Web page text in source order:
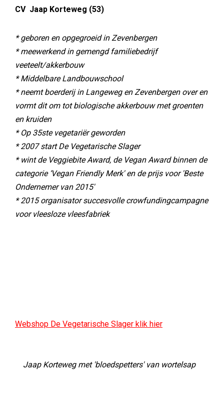
CV Jaap Korteweg (53)
* geboren en opgegroeid in Zevenbergen
* meewerkend in gemengd familiebedrijf
veeteelt/akkerbouw
* Middelbare Landbouwschool
* neemt boerderij in Langeweg en Zevenbergen over en
vormt dit om tot biologische akkerbouw met groenten
en kruiden
* Op 35ste vegetariër geworden
* 2007 start De Vegetarische Slager
* wint de Veggiebite Award, de Vegan Award binnen de
categorie ‘Vegan Friendly Merk' en de prijs voor 'Beste
Ondernemer van 2015'
* 2015 organisator succesvolle crowfundingcampagne
voor vleesloze vleesfabriek
Webshop De Vegetarische Slager klik hier
Jaap Korteweg met 'bloedspetters' van wortelsap